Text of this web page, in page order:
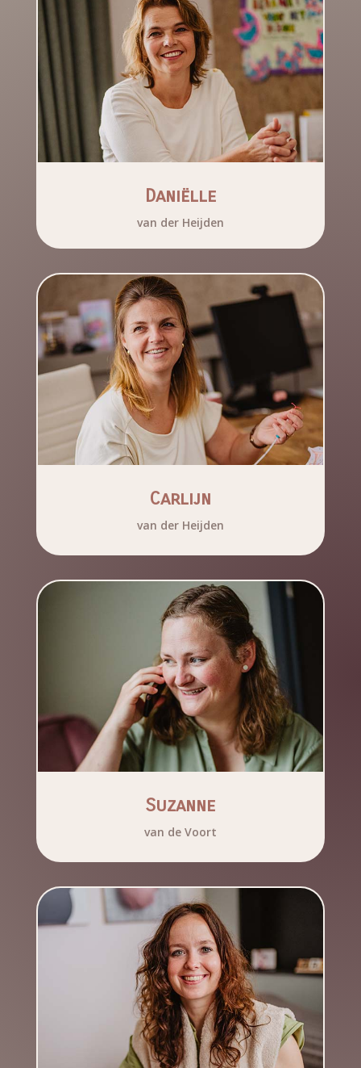
Daniëlle
van der Heijden
Carlijn
van der Heijden
Suzanne
van de Voort